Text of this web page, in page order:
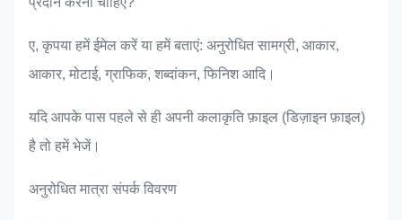
ए, कृपया हमें ईमेल करें या हमें बताएं: अनुरोधित सामग्री, आकार,
आकार, मोटाई, ग्राफिक, शब्दांकन, फिनिश आदि।
यदि आपके पास पहले से ही अपनी कलाकृति फ़ाइल (डिज़ाइन फ़ाइल)
है तो हमें भेजें।
अनुरोधित मात्रा संपर्क विवरण